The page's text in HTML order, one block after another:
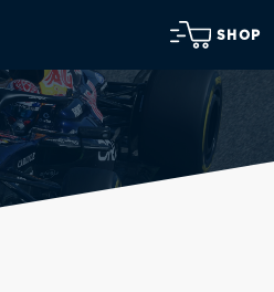
SHOP